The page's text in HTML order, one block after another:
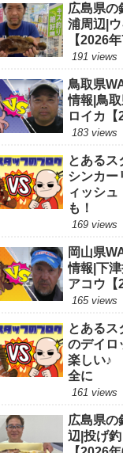
広島県の
浦周辺|
【2026年
191 views
鳥取県
情報|鳥
ロイカ【
183 views
とある
シンカー
ィッシ
も！
169 views
岡山県
情報|下
アコウ【
165 views
とある
のデイロ
楽しい♪
全に
161 views
広島県の
辺|投げ